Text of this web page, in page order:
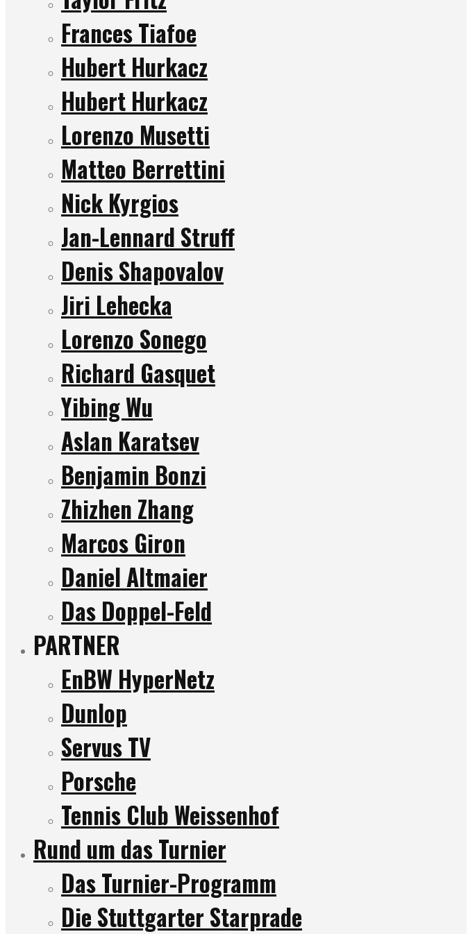
Frances Tiafoe
Hubert Hurkacz
Hubert Hurkacz
Lorenzo Musetti
Matteo Berrettini
Nick Kyrgios
Jan-Lennard Struff
Denis Shapovalov
Jiri Lehecka
Lorenzo Sonego
Richard Gasquet
Yibing Wu
Aslan Karatsev
Benjamin Bonzi
Zhizhen Zhang
Marcos Giron
Daniel Altmaier
Das Doppel-Feld
PARTNER
EnBW HyperNetz
Dunlop
Servus TV
Porsche
Tennis Club Weissenhof
Rund um das Turnier
Das Turnier-Programm
Die Stuttgarter Starprade